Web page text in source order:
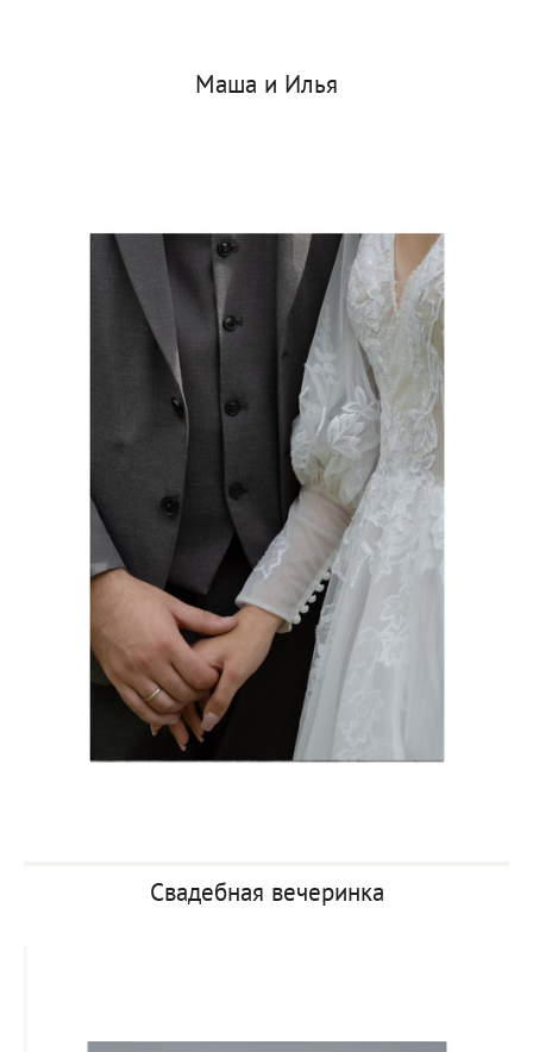
Маша и Илья
Свадебная вечеринка